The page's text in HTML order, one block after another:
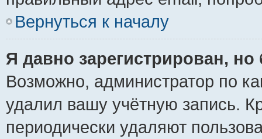
Вернуться к началу
Я давно зарегистрирован,
Возможно, администратор по
удалил вашу учётную запись.
периодически удаляют